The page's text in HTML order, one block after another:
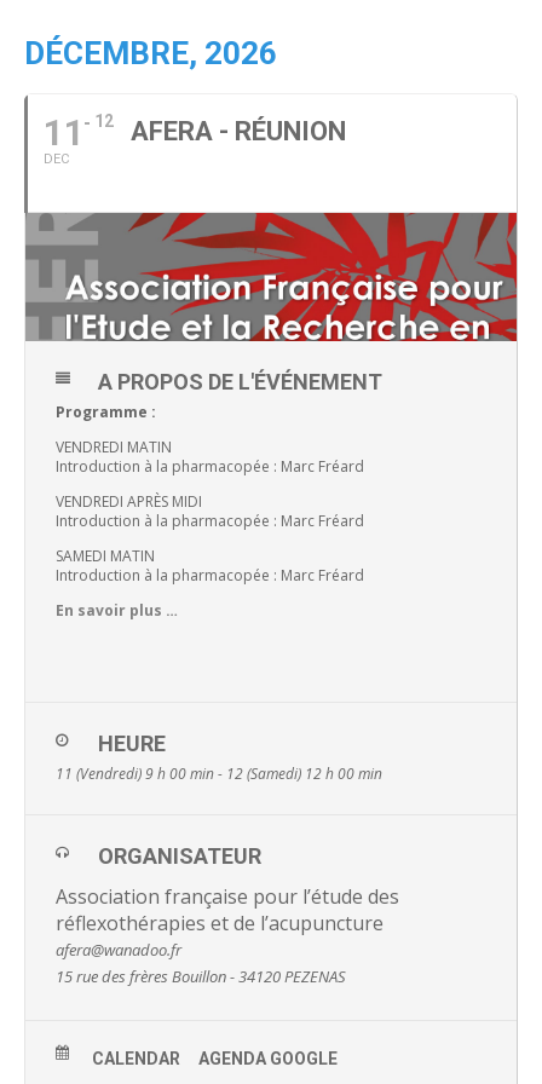
DÉCEMBRE, 2026
11
DEC
12 AFERA - RÉUNION
A PROPOS DE L'ÉVÉNEMENT
Programme :
VENDREDI MATIN
Introduction à la pharmacopée : Marc Fréard
VENDREDI APRÈS MIDI
Introduction à la pharmacopée : Marc Fréard
SAMEDI MATIN
Introduction à la pharmacopée : Marc Fréard
En savoir plus …
HEURE
11 (Vendredi) 9 h 00 min - 12 (Samedi) 12 h 00 min
ORGANISATEUR
Association française pour l’étude des
réflexothérapies et de l’acupuncture
afera@wanadoo.fr
15 rue des frères Bouillon - 34120 PEZENAS
CALENDAR AGENDA GOOGLE